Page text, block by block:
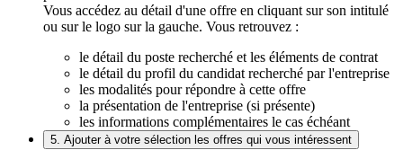
Vous accédez au détail d'une offre en cliquant sur son intitulé
ou sur le logo sur la gauche. Vous retrouvez :
le détail du poste recherché et les éléments de contrat
le détail du profil du candidat recherché par l'entreprise
les modalités pour répondre à cette offre
la présentation de l'entreprise (si présente)
les informations complémentaires le cas échéant
5. Ajouter à votre sélection les offres qui vous intéressent